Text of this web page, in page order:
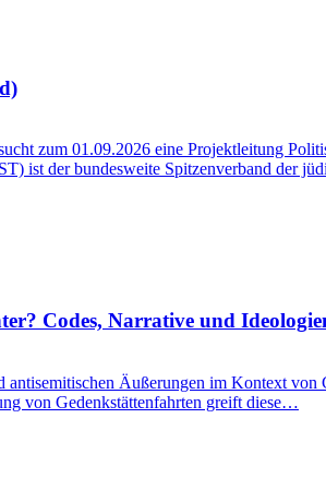
zum 01.09.2026 eine Projektleitung
ist der bundesweite Spitzenverband der
Codes, Narrative und
Äußerungen im Kontext
von Gedenkstättenfahrten greift diese…